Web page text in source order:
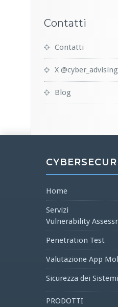
Contatti
Contatti
X @cyber_advising
Blog
Home
Servizi
Vulnerability
Penetration Test
Valutazione App
Sicurezza dei
PRODOTTI